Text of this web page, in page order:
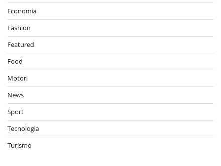
Economia
Fashion
Featured
Food
Motori
News
Sport
Tecnologia
Turismo